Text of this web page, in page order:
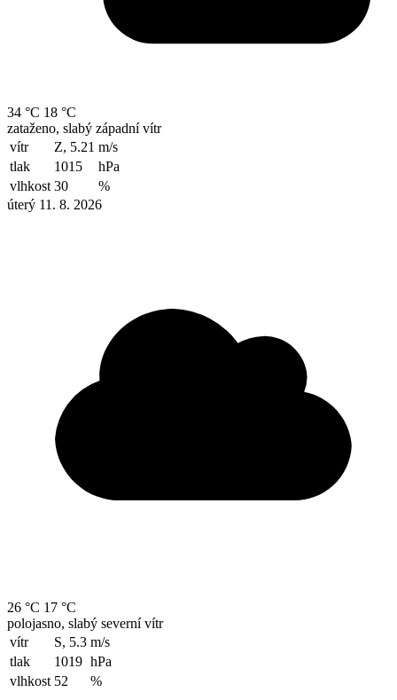
34 °C 18 °C
zataženo, slabý západní vítr
vítr
Z, 5.21 m/s
tlak
1015
hPa
vlhkost 30
%
úterý 11. 8. 2026
26 °C 17 °C
polojasno, slabý severní vítr
vítr
S, 5.3 m/s
tlak
1019 hPa
vlhkost 52 %